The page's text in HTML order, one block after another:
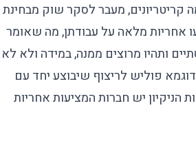
קריטריונים, מעבר לסקר שוק מבחינת
אחריות מלאה על עבודתן, מה שאומר
ותהיו מרוצים ממנה, במידה ולא לא
פוליש לריצוף שיבוצע יחד עם
הניקיון יש חברות המציעות אחריות